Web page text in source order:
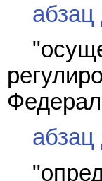
абзац